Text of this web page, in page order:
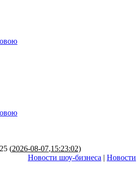
(2026-08-07,15:23:02)
Новости шоу-бизнеса | Новости